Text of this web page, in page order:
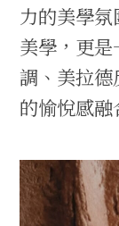
力的美學
美學，更
調、美拉
的愉悅感融